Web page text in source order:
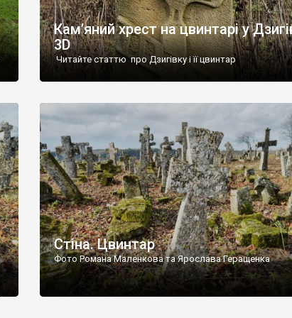
Кам’яний хрест на цвинтарі у
3D
Читайте статтю про Дзигівку і її цвинтар
Стіна. Цвинтар
Фото Романа Маленкова та Ярослава Геращенка